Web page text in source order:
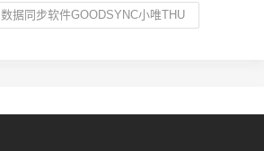
数据同步软件GOODSYNC小唯THU